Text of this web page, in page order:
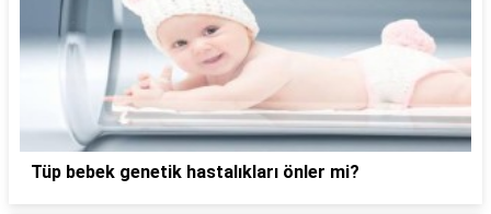
Tüp bebek genetik hastalıkları önler mi?